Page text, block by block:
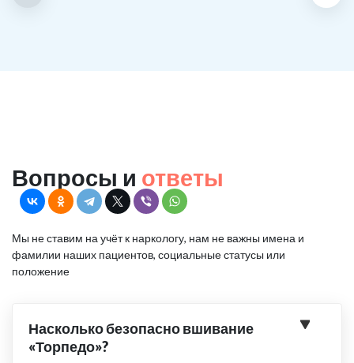
Вопросы и ответы
Мы не ставим на учёт к наркологу, нам не важны имена и
фамилии наших пациентов, социальные статусы или
положение
Насколько безопасно вшивание
«Торпедо»?